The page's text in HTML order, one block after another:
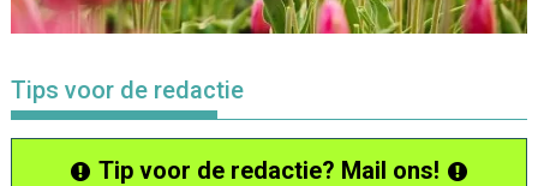
Tips voor de redactie
Tip voor de redactie? Mail ons!